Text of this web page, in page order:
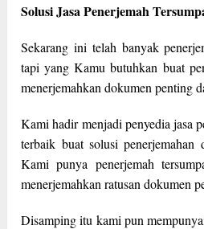
Solusi Jasa Penerjemah
Sekarang ini telah banyak
tapi yang Kamu butuhkan buat
menerjemahkan dokumen penting
Kami hadir menjadi penyedia jasa
terbaik buat solusi
Kami punya penerjemah
menerjemahkan ratusan dokumen
Disamping itu kami pun